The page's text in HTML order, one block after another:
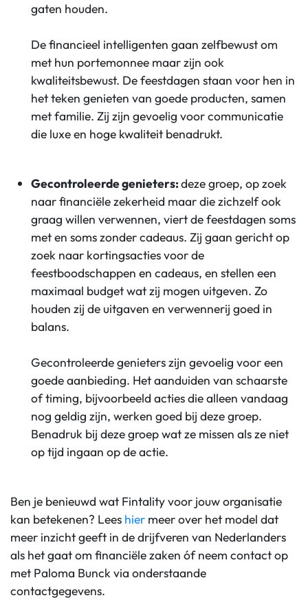
gaten houden.
De financieel intelligenten gaan zelfbewust om
met hun portemonnee maar zijn ook
kwaliteitsbewust. De feestdagen staan voor hen in
het teken genieten van goede producten, samen
met familie. Zij zijn gevoelig voor communicatie
die luxe en hoge kwaliteit benadrukt.
Gecontroleerde genieters:deze groep, op zoek
naar financiële zekerheid maar die zichzelf ook
graag willen verwennen, viert de feestdagen soms
met en soms zonder cadeaus. Zij gaan gericht op
zoek naar kortingsacties voor de
feestboodschappen en cadeaus, en stellen een
maximaal budget wat zij mogen uitgeven. Zo
houden zij de uitgaven en verwennerij goed in
balans.
Gecontroleerde genieters zijn gevoelig voor een
goede aanbieding. Het aanduiden van schaarste
of timing, bijvoorbeeld acties die alleen vandaag
nog geldig zijn, werken goed bij deze groep.
Benadruk bij deze groep wat ze missen als ze niet
op tijd ingaan op de actie.
Ben je benieuwd wat Fintalityvoor jouw organisatie
kan betekenen? Lees hier meer over het model dat
meer inzicht geeft in de drijfveren van Nederlanders
als het gaat om financiële zaken óf neem contact op
met Paloma Bunck via onderstaande
contactgegevens.